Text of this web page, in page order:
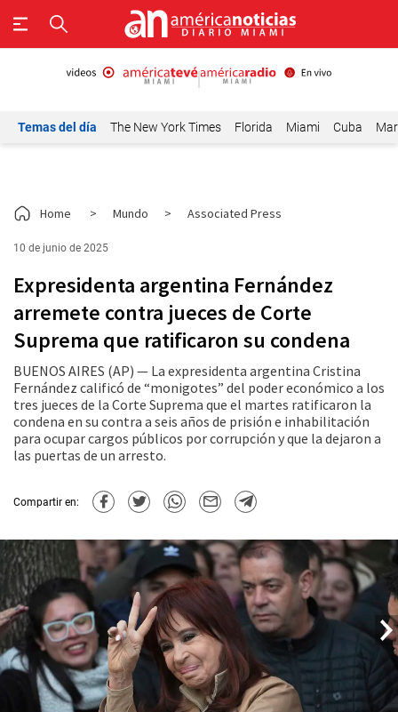
Temas del día The New York Times Florida Miami Cuba
Home > Mundo > Associated Press
10 de junio de 2025
Expresidenta argentina Fernández
arremete contra jueces de Corte
Suprema que ratificaron su condena
BUENOS AIRES (AP) — La expresidenta argentina Cristina
Fernández calificó de “monigotes” del poder económico a los
tres jueces de la Corte Suprema que el martes ratificaron la
condena en su contra a seis años de prisión e inhabilitación
para ocupar cargos públicos por corrupción y que la dejaron a
las puertas de un arresto.
Compartir en: